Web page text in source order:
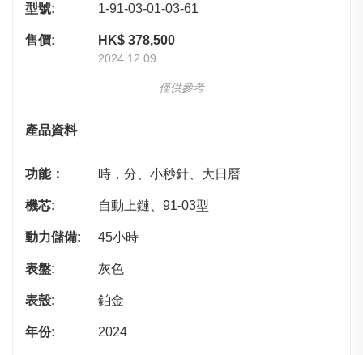
型號: 1-91-03-01-03-61
售價: HK$ 378,500
2024.12.09
僅供參考
產品資料
功能： 時，分、小秒針、大日曆
機芯: 自動上鏈、91-03型
動力儲備: 45小時
表盤: 灰色
表殼: 鉑金
年份: 2024